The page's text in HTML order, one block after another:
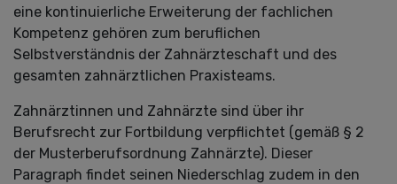
eine kontinuierliche Erweiterung der fachlichen
Kompetenz gehören zum beruflichen
Selbstverständnis der Zahnärzteschaft und des
gesamten zahnärztlichen Praxisteams.
Zahnärztinnen und Zahnärzte sind über ihr
Berufsrecht zur Fortbildung verpflichtet (gemäß § 2
der Musterberufsordnung Zahnärzte). Dieser
Paragraph findet seinen Niederschlag zudem in den